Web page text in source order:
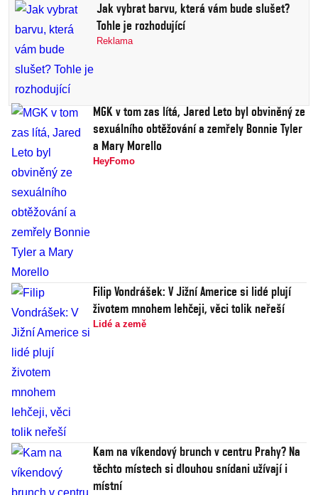
Jak vybrat barvu, která vám bude slušet?
Tohle je rozhodující
Reklama
MGK v tom zas lítá, Jared Leto byl obviněný ze
sexuálního obtěžování a zemřely Bonnie Tyler
a Mary Morello
HeyFomo
Filip Vondrášek: V Jižní Americe si lidé plují
životem mnohem lehčeji, věci tolik neřeší
Lidé a země
Kam na víkendový brunch v centru Prahy? Na
těchto místech si dlouhou snídani užívají i
místní